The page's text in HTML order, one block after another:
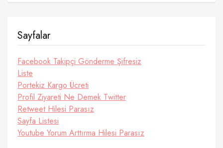
Sayfalar
Facebook Takipçi Gönderme Şifresiz
Liste
Portekiz Kargo Ücreti
Profil Ziyareti Ne Demek Twitter
Retweet Hilesi Parasız
Sayfa Listesi
Youtube Yorum Arttırma Hilesi Parasız